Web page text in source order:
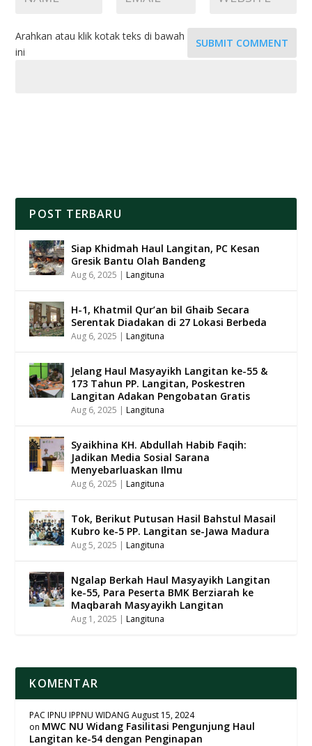
SUBMIT COMMENT
Arahkan atau klik kotak teks di bawah
ini
POST TERBARU
Siap Khidmah Haul Langitan, PC Kesan
Gresik Bantu Olah Bandeng
Aug 6, 2025 |Langituna
H-1, Khatmil Qur’an bil Ghaib Secara
Serentak Diadakan di 27 Lokasi Berbeda
Aug 6, 2025 |Langituna
Jelang Haul Masyayikh Langitan ke-55 &
173 Tahun PP. Langitan, Poskestren
Langitan Adakan Pengobatan Gratis
Aug 6, 2025 |Langituna
Syaikhina KH. Abdullah Habib Faqih:
Jadikan Media Sosial Sarana
Menyebarluaskan Ilmu
Aug 6, 2025 |Langituna
Tok, Berikut Putusan Hasil Bahstul Masail
Kubro ke-5 PP. Langitan se-Jawa Madura
Aug 5, 2025 |Langituna
Ngalap Berkah Haul Masyayikh Langitan
ke-55, Para Peserta BMK Berziarah ke
Maqbarah Masyayikh Langitan
Aug 1, 2025 |Langituna
KOMENTAR
PAC IPNU IPPNU WIDANG August 15, 2024
on MWC NU Widang Fasilitasi Pengunjung Haul
Langitan ke-54 dengan Penginapan